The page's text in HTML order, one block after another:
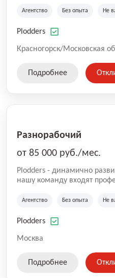
на рынке аутсорсинга, а
оказываемых услуг.
Агентство Без опыта Не
Plodders
Красногорск/Московская
Подробнее
Разнорабочий
от 85 000 руб./мес.
Plodders - динамично
нашу команду входят
на рынке аутсорсинга, а
оказываемых услуг.
Агентство Без опыта Не
Plodders
Москва
Подробнее